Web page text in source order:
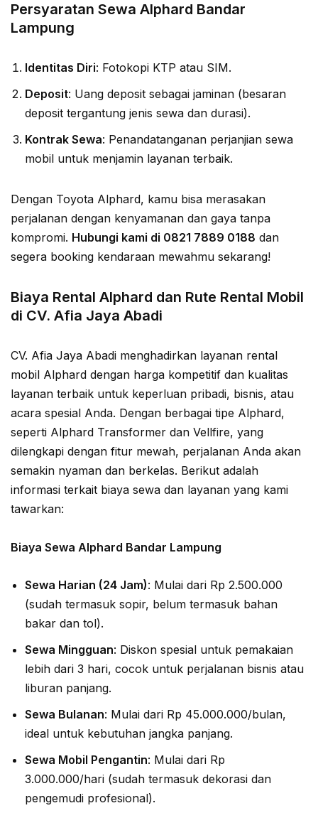
Persyaratan Sewa Alphard Bandar
Lampung
Identitas Diri: Fotokopi KTP atau SIM.
Deposit: Uang deposit sebagai jaminan (besaran
deposit tergantung jenis sewa dan durasi).
Kontrak Sewa: Penandatanganan perjanjian sewa
mobil untuk menjamin layanan terbaik.
Dengan Toyota Alphard, kamu bisa merasakan
perjalanan dengan kenyamanan dan gaya tanpa
kompromi. Hubungi kami di 0821 7889 0188 dan
segera booking kendaraan mewahmu sekarang!
Biaya Rental Alphard dan Rute Rental Mobil
di CV. Afia Jaya Abadi
CV. Afia Jaya Abadi menghadirkan layanan rental
mobil Alphard dengan harga kompetitif dan kualitas
layanan terbaik untuk keperluan pribadi, bisnis, atau
acara spesial Anda. Dengan berbagai tipe Alphard,
seperti Alphard Transformer dan Vellfire, yang
dilengkapi dengan fitur mewah, perjalanan Anda akan
semakin nyaman dan berkelas. Berikut adalah
informasi terkait biaya sewa dan layanan yang kami
tawarkan:
Biaya Sewa Alphard Bandar Lampung
Sewa Harian (24 Jam): Mulai dari Rp 2.500.000
(sudah termasuk sopir, belum termasuk bahan
bakar dan tol).
Sewa Mingguan: Diskon spesial untuk pemakaian
lebih dari 3 hari, cocok untuk perjalanan bisnis atau
liburan panjang.
Sewa Bulanan: Mulai dari Rp 45.000.000/bulan,
ideal untuk kebutuhan jangka panjang.
Sewa Mobil Pengantin: Mulai dari Rp
3.000.000/hari (sudah termasuk dekorasi dan
pengemudi profesional).